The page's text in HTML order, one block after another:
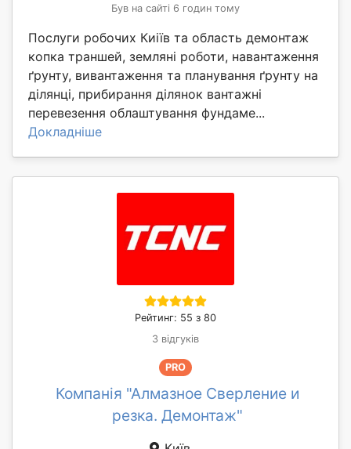
Був на сайті 6 годин тому
Послуги робочих Киіїв та область демонтаж
копка траншей, земляні роботи, навантаження
ґрунту, вивантаження та планування ґрунту на
ділянці, прибирання ділянок вантажні
перевезення облаштування фундаме...
Докладніше
Рейтинг: 55 з 80
3 відгуків
PRO
Компанія "Алмазное Сверление и
резка. Демонтаж"